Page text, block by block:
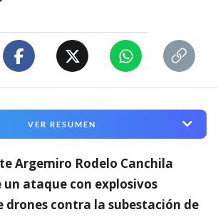
VER RESUMEN
Argemiro Rodelo Canchila
ataque con explosivos
drones contra la subestación de